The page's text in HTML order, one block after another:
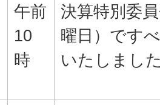
午前
10
時
決算特別委
曜日）です
いたしまし